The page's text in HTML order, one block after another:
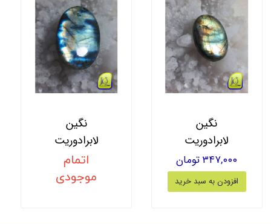
نگین
لابرادوریت
۳۴۷,۰۰۰ تومان
افزودن به سبد خرید
نگین
لابرادوریت
اتمام
موجودی